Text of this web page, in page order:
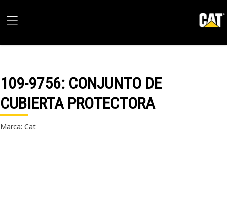
109-9756: CONJUNTO DE
CUBIERTA PROTECTORA
Marca: Cat